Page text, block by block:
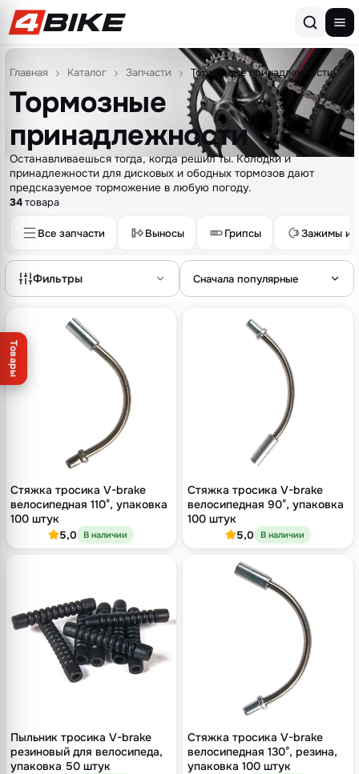
Перейти к содержимому
Главная Каталог Запчасти Тормозные принадлежности
Тормозные
принадлежности
Останавливаешься тогда, когда решил ты. Колодки и
принадлежности для дисковых и ободных тормозов дают
предсказуемое торможение в любую погоду.
34товара
Все запчасти Выносы Грипсы Зажимы и
Фильтры Сначала популярные
Стяжка тросика V-brake
велосипедная 110°, упаковка
100 штук
5,0 В наличии
Стяжка тросика V-brake
велосипедная 90°, упаковка
100 штук
5,0 В наличии
Пыльник тросика V-brake
резиновый для велосипеда,
упаковка 50 штук
Стяжка тросика V-brake
велосипедная 130°, резина,
упаковка 100 штук
Товары